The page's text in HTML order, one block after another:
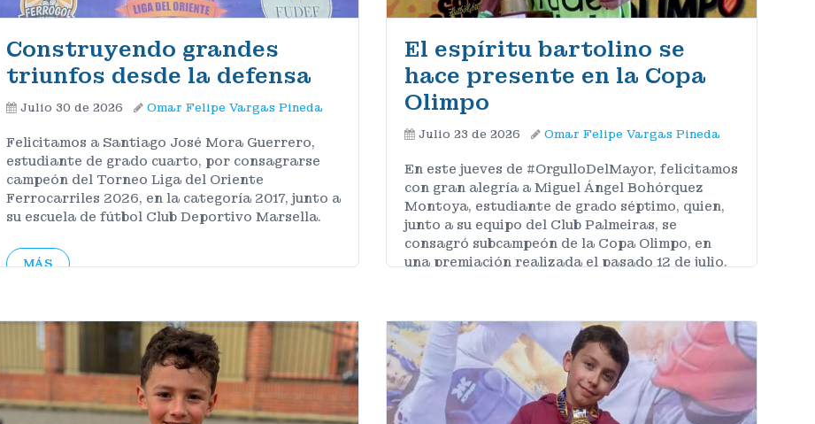
Construyendo grandes
triunfos desde la defensa
Julio 30 de 2026 Omar Felipe Vargas Pineda
Felicitamos a Santiago José Mora Guerrero,
estudiante de grado cuarto, por consagrarse
campeón del Torneo Liga del Oriente
Ferrocarriles 2026, en la categoría 2017, junto a
su escuela de fútbol Club Deportivo Marsella.
MÁS
El espíritu bartolino se
hace presente en la Copa
Olimpo
Julio 23 de 2026 Omar Felipe Vargas Pineda
En este jueves de #OrgulloDelMayor, felicitamos
con gran alegría a Miguel Ángel Bohórquez
Montoya, estudiante de grado séptimo, quien,
junto a su equipo del Club Palmeiras, se
consagró subcampeón de la Copa Olimpo, en
una premiación realizada el pasado 12 de julio.